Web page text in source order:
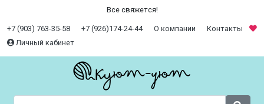
Все свяжется!
+7 (903) 763-35-58 +7 (926)174-24-44 О компании
Контакты
Личный кабинет